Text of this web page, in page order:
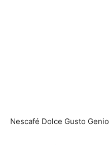
Nescafé Dolce Gusto Genio